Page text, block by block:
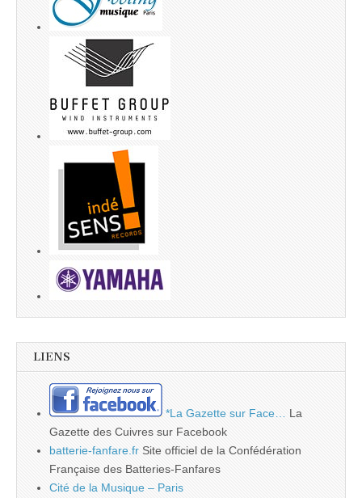
LIENS
*La Gazette sur Face…
La
Gazette des Cuivres sur Facebook
batterie-fanfare.fr Site officiel de la Confédération
Française des Batteries-Fanfares
Cité de la Musique – Paris